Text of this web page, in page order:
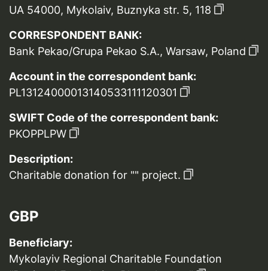
UA 54000, Mykolaiv, Buznyka str. 5, 118
CORRESPONDENT BANK:
Bank Pekao/Grupa Pekao S.A., Warsaw, Poland
Account in the correspondent bank:
PL13124000013140533111120301
SWIFT Code of the correspondent bank:
PKOPPLPW
Description:
Charitable donation for "" project.
GBP
Beneficiary:
Mykolayiv Regional Charitable Foundation